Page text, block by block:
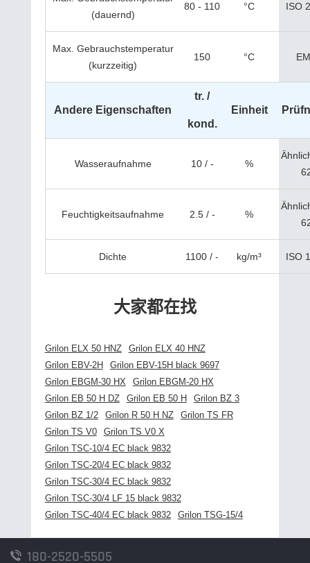
(dauernd)
80 - 110 °C ISO
Max. Gebrauchstemperatur
(kurzzeitig)
150 °C
Andere Eigenschaften
tr. /
kond.
Einheit
Wasseraufnahme 10 / - %
Feuchtigkeitsaufnahme 2.5 / - %
Dichte 1100 / - kg/m³ ISO
大家都在找
Grilon ELX 50 HNZ
Grilon ELX 40 HNZ
Grilon EBV-2H
Grilon EBV-15H black 9697
Grilon EBGM-30 HX
Grilon EBGM-20 HX
Grilon EB 50 H DZ
Grilon EB 50 H
Grilon BZ 3
Grilon BZ 1/2
Grilon R 50 H NZ
Grilon TS FR
Grilon TS V0
Grilon TS V0 X
Grilon TSC-10/4 EC black 9832
Grilon TSC-20/4 EC black 9832
Grilon TSC-30/4 EC black 9832
Grilon TSC-30/4 LF 15 black 9832
Grilon TSC-40/4 EC black 9832
Grilon TSG-15/4
180-2520-5505